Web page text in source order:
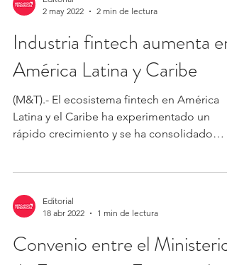
Editorial
2 may 2022
2 min de lectura
Industria fintech aumenta en
América Latina y Caribe
(M&T).- El ecosistema fintech en América
rápido crecimiento y se ha consolidado
18 abr 2022
1 min de lectura